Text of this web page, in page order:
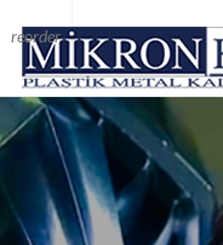
reorder